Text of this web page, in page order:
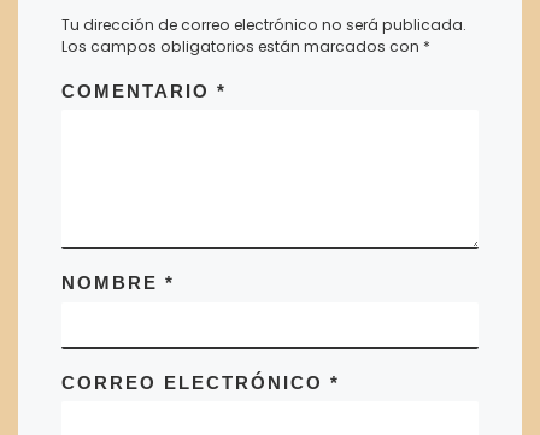
Tu dirección de correo electrónico no será publicada.
Los campos obligatorios están marcados con *
COMENTARIO*
NOMBRE*
CORREO ELECTRÓNICO*